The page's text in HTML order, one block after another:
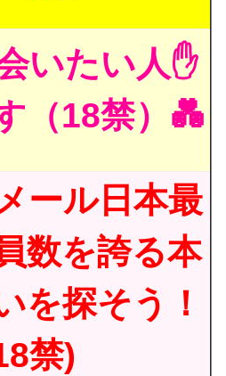
いたい人✋
（18禁）💑
ール日本最
数を誇る本
を探そう！
禁)